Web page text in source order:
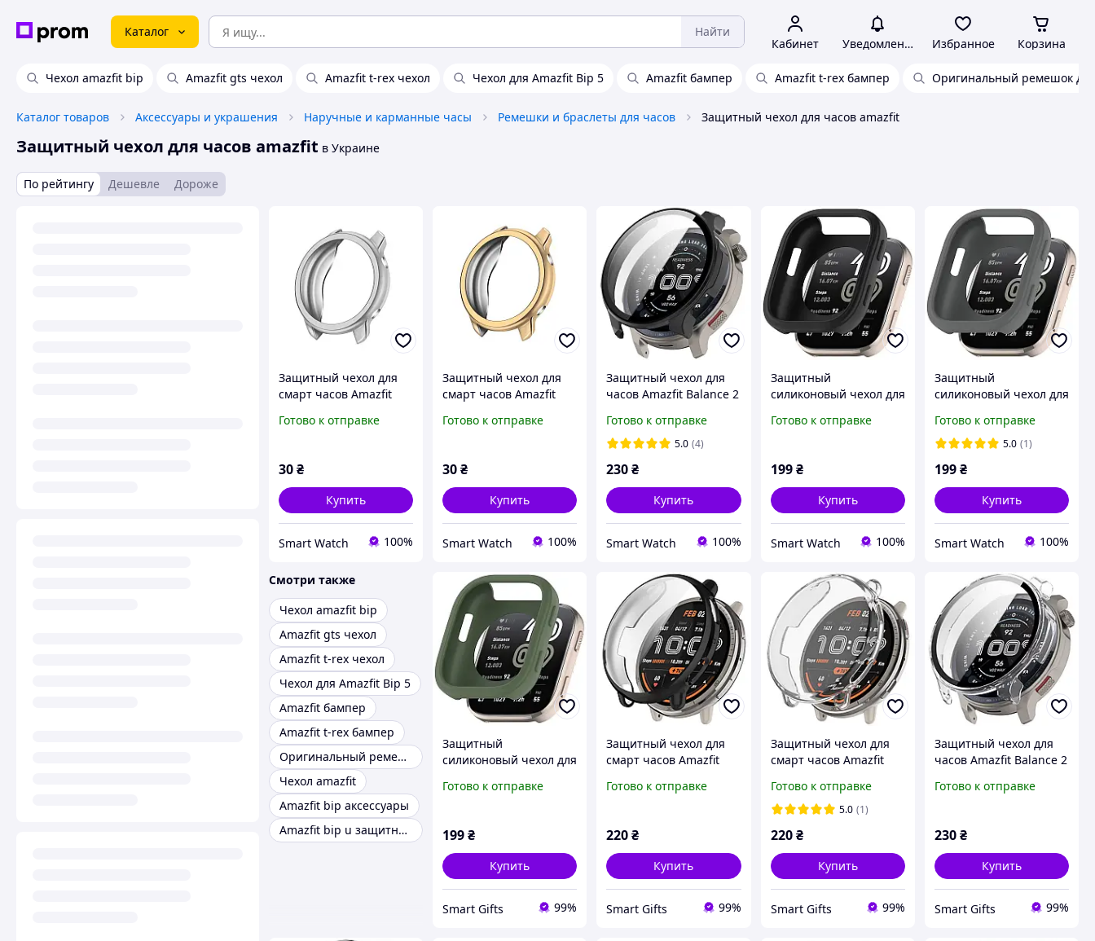
Каталог Найти
Кабинет Уведомления Избранное Корзина
Чехол amazfit bip Amazfit gts чехол Amazfit t-rex чехол Чехол для Amazfit Bip 5 Amazfit бампер Amazfit t-rex бампер Оригинальный ремешок
Каталог товаров Аксессуары и украшения Наручные и карманные часы Ремешки и браслеты для часов Защитный чехол для часов amazfit
Защитный чехол для часов amazfit в Украине
По рейтингу Дешевле Дороже
Защитный чехол для
смарт часов Amazfit
серебристый
Готово к отправке
30₴
Купить
Smart Watch 100%
Защитный чехол для
смарт часов Amazfit
Готово к отправке
30₴
Купить
Smart Watch 100%
Защитный чехол для
часов Amazfit Balance 2
черный
Готово к отправке
5.0 (4)
230₴
Купить
Smart Watch 100%
Защитный
силиконовый чехол для
черный
Готово к отправке
199 ₴
Купить
Smart Watch 100%
Защитный
силиконовый чехол для
серый
Готово к отправке
5.0 (1)
199₴
Купить
Smart Watch 100%
Смотри также
Чехол amazfit bip
Amazfit gts чехол
Amazfit t-rex чехол
Чехол для Amazfit Bip 5
Amazfit бампер
Amazfit t-rex бампер
Оригинальный ремешок для amazfit t-rex
Чехол amazfit
Amazfit bip аксессуары
Amazfit bip u защитный чехол
Защитный
силиконовый чехол для
хаки
Готово к отправке
199₴
Купить
Smart Gifts 99%
Защитный чехол для
смарт часов Amazfit
Готово к отправке
220₴
Купить
Smart Gifts 99%
Защитный чехол для
смарт часов Amazfit
Готово к отправке
5.0 (1)
220 ₴
Купить
Smart Gifts 99%
Защитный чехол для
часов Amazfit Balance 2
прозрачный
Готово к отправке
230₴
Купить
Smart Gifts 99%